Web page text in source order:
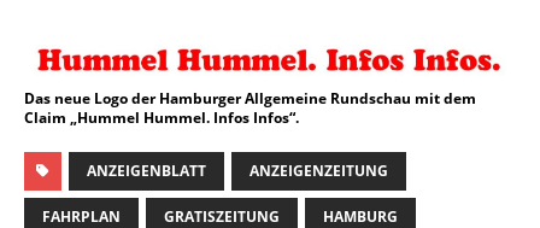
Das neue Logo der Hamburger Allgemeine Rundschau mit dem
Claim „Hummel Hummel. Infos Infos“.
ANZEIGENBLATT ANZEIGENZEITUNG
FAHRPLAN GRATISZEITUNG HAMBURG